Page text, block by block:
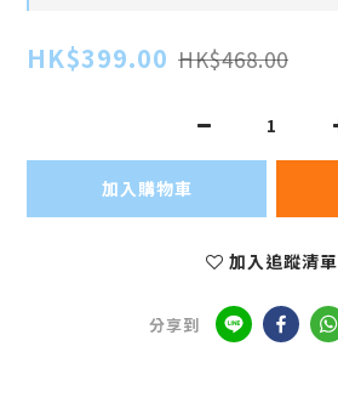
HK$399.00 HK$468.00
加入購物車
加入追蹤清單
分享到